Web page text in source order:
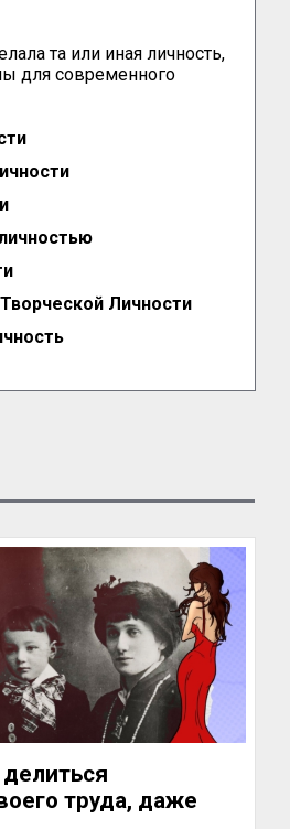
та или иная личность,
для современного
Личности
труда, даже